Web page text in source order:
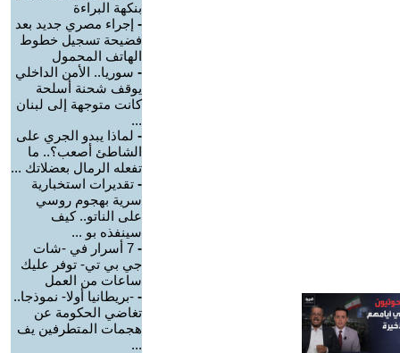
بنكهة البراءة
- إجراء مصري جديد بعد
فضيحة تسجيل خطوط
الهاتف المحمول
- سوريا.. الأمن الداخلي
يوقف شحنة أسلحة
كانت متوجهة إلى لبنان
...
- لماذا يبدو الجري على
الشاطئ أصعب؟.. ما
تفعله الرمال بعضلاتك ...
- تقديرات استخبارية
سرية بهجوم روسي
على الناتو.. كيف
سينفذه بو ...
-
7 أسرار في -شات
جي بي تي- توفر عليك
ساعات من العمل
- -بريطانيا أولا- نموذجا..
تغاضي الحكومة عن
هجمات المتطرفين يف
...